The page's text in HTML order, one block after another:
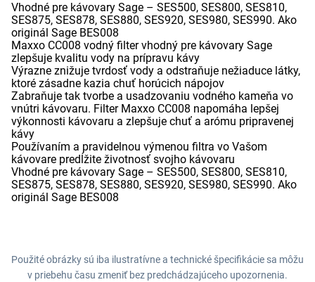
Vhodné pre kávovary Sage – SES500, SES800, SES810,
SES875, SES878, SES880, SES920, SES980, SES990. Ako
originál Sage BES008
Maxxo CC008 vodný filter vhodný pre kávovary Sage
zlepšuje kvalitu vody na prípravu kávy
Výrazne znižuje tvrdosť vody a odstraňuje nežiaduce látky,
ktoré zásadne kazia chuť horúcich nápojov
Zabraňuje tak tvorbe a usadzovaniu vodného kameňa vo
vnútri kávovaru. Filter Maxxo CC008 napomáha lepšej
výkonnosti kávovaru a zlepšuje chuť a arómu pripravenej
kávy
Používaním a pravidelnou výmenou filtra vo Vašom
kávovare predĺžite životnosť svojho kávovaru
Vhodné pre kávovary Sage – SES500, SES800, SES810,
SES875, SES878, SES880, SES920, SES980, SES990. Ako
originál Sage BES008
Použité obrázky sú iba ilustratívne a technické špecifikácie sa môžu
v priebehu času zmeniť bez predchádzajúceho upozornenia.